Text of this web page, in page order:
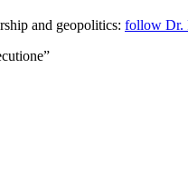
and geopolitics: follow Dr.